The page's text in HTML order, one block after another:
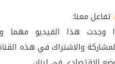
تفاعل معنا:
وجدت هذا الفيديو مهما
والاشتراك في هذه